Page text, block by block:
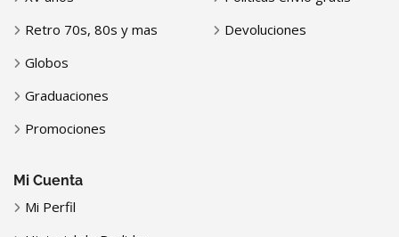
Retro 70s, 80s y mas
Globos
Graduaciones
Promociones
Devoluciones
Mi Cuenta
Mi Perfil